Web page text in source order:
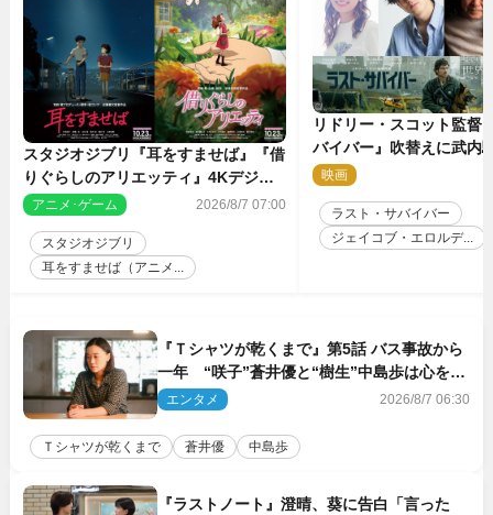
スタジオジブリ『耳をすませば』『借
りぐらしのアリエッティ』4Kデジタ
ルリマスターでIMAX上映決定！
アニメ･ゲーム 2026/8/7 07:00
スタジオジブリ
耳をすませば（アニメ...
リドリー・スコット監督
バイバー』吹替えに武内
哉・種崎敦美・井上和彦
映画
ラスト・サバイバー
ジェイコブ・エロルデ...
『Ｔシャツが乾くまで』第5話 バス事故から
一年 “咲子”蒼井優と“樹生”中島歩は心を許
しあえる関係に
エンタメ 2026/8/7 06:30
Ｔシャツが乾くまで 蒼井優 中島歩
『ラストノート』澄晴、葵に告白「言った